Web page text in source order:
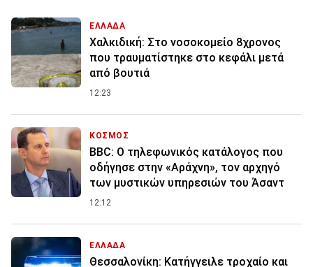
ΕΛΛΑΔΑ
Χαλκιδική: Στο νοσοκομείο 8χρονος
που τραυματίστηκε στο κεφάλι μετά
από βουτιά
12:23
ΚΟΣΜΟΣ
BBC: Ο τηλεφωνικός κατάλογος που
οδήγησε στην «Αράχνη», τον αρχηγό
των μυστικών υπηρεσιών του Άσαντ
12:12
ΕΛΛΑΔΑ
Θεσσαλονίκη: Κατήγγειλε τροχαίο και